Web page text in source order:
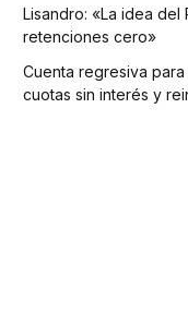
Lisandro: «La idea
retenciones cero»
Cuenta regresiva
cuotas sin interés y